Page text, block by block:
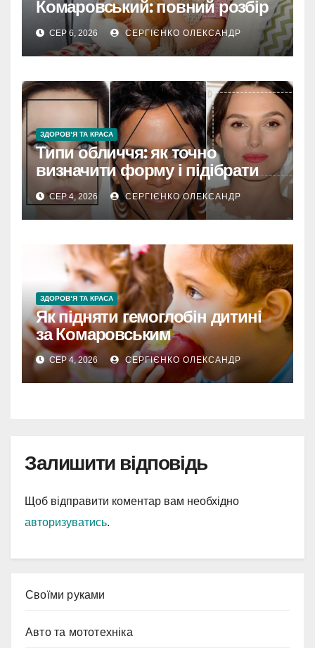
Комаровський: повний розбір
підходу лікаря
СЕР 6, 2026 СЕРГІЄНКО ОЛЕКСАНДР
ЗДОРОВ’Я ТА КРАСА
Типи обличчя: як точно
визначити форму і підібрати
стиль
СЕР 4, 2026 СЕРГІЄНКО ОЛЕКСАНДР
ЗДОРОВ’Я ТА КРАСА
Як підняти гемоглобін дитині
за Комаровським
СЕР 4, 2026 СЕРГІЄНКО ОЛЕКСАНДР
Залишити відповідь
Щоб відправити коментар вам необхідно
авторизуватись.
Cвоїми руками
Авто та мототехніка